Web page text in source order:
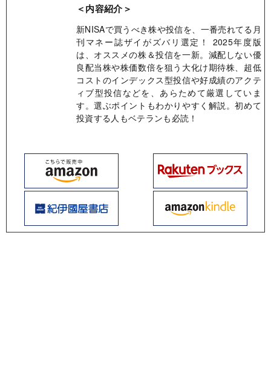
＜内容紹介＞
新NISAで買うべき株や投信を、一番売れてる月
刊マネー誌ザイがズバリ選定！ 2025年度版
は、オススメの株＆投信を一新。減配しない優
良配当株や株価数倍を狙う大化け期待株、超低
コストのインデックス型投信や好成績のアクテ
ィブ型投信などを、あらためて厳選していま
す。選ぶポイントもわかりやすく解説。初めて
投資する人もベテランも必読！